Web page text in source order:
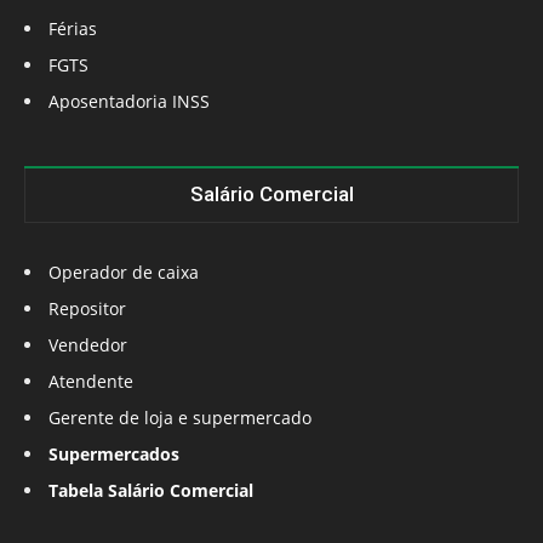
Férias
FGTS
Aposentadoria INSS
Salário Comercial
Operador de caixa
Repositor
Vendedor
Atendente
Gerente de loja e supermercado
Supermercados
Tabela Salário Comercial